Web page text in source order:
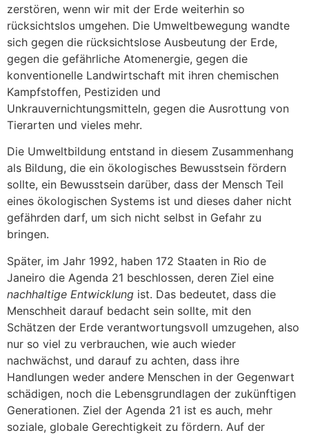
zerstören, wenn wir mit der Erde weiterhin so
rücksichtslos umgehen. Die Umweltbewegung wandte
sich gegen die rücksichtslose Ausbeutung der Erde,
gegen die gefährliche Atomenergie, gegen die
konventionelle Landwirtschaft mit ihren chemischen
Kampfstoffen, Pestiziden und
Unkrauvernichtungsmitteln, gegen die Ausrottung von
Tierarten und vieles mehr.
Die Umweltbildung entstand in diesem Zusammenhang
als Bildung, die ein ökologisches Bewusstsein fördern
sollte, ein Bewusstsein darüber, dass der Mensch Teil
eines ökologischen Systems ist und dieses daher nicht
gefährden darf, um sich nicht selbst in Gefahr zu
bringen.
Später, im Jahr 1992, haben 172 Staaten in Rio de
Janeiro die Agenda 21 beschlossen, deren Ziel eine
nachhaltige Entwicklung ist. Das bedeutet, dass die
Menschheit darauf bedacht sein sollte, mit den
Schätzen der Erde verantwortungsvoll umzugehen, also
nur so viel zu verbrauchen, wie auch wieder
nachwächst, und darauf zu achten, dass ihre
Handlungen weder andere Menschen in der Gegenwart
schädigen, noch die Lebensgrundlagen der zukünftigen
Generationen. Ziel der Agenda 21 ist es auch, mehr
soziale, globale Gerechtigkeit zu fördern. Auf der